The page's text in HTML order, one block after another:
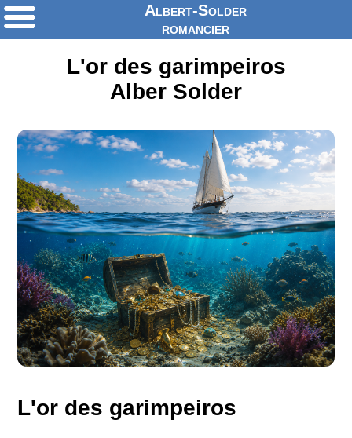
Albert-Solder
romancier
L'or des garimpeiros
Alber Solder
L'or des garimpeiros